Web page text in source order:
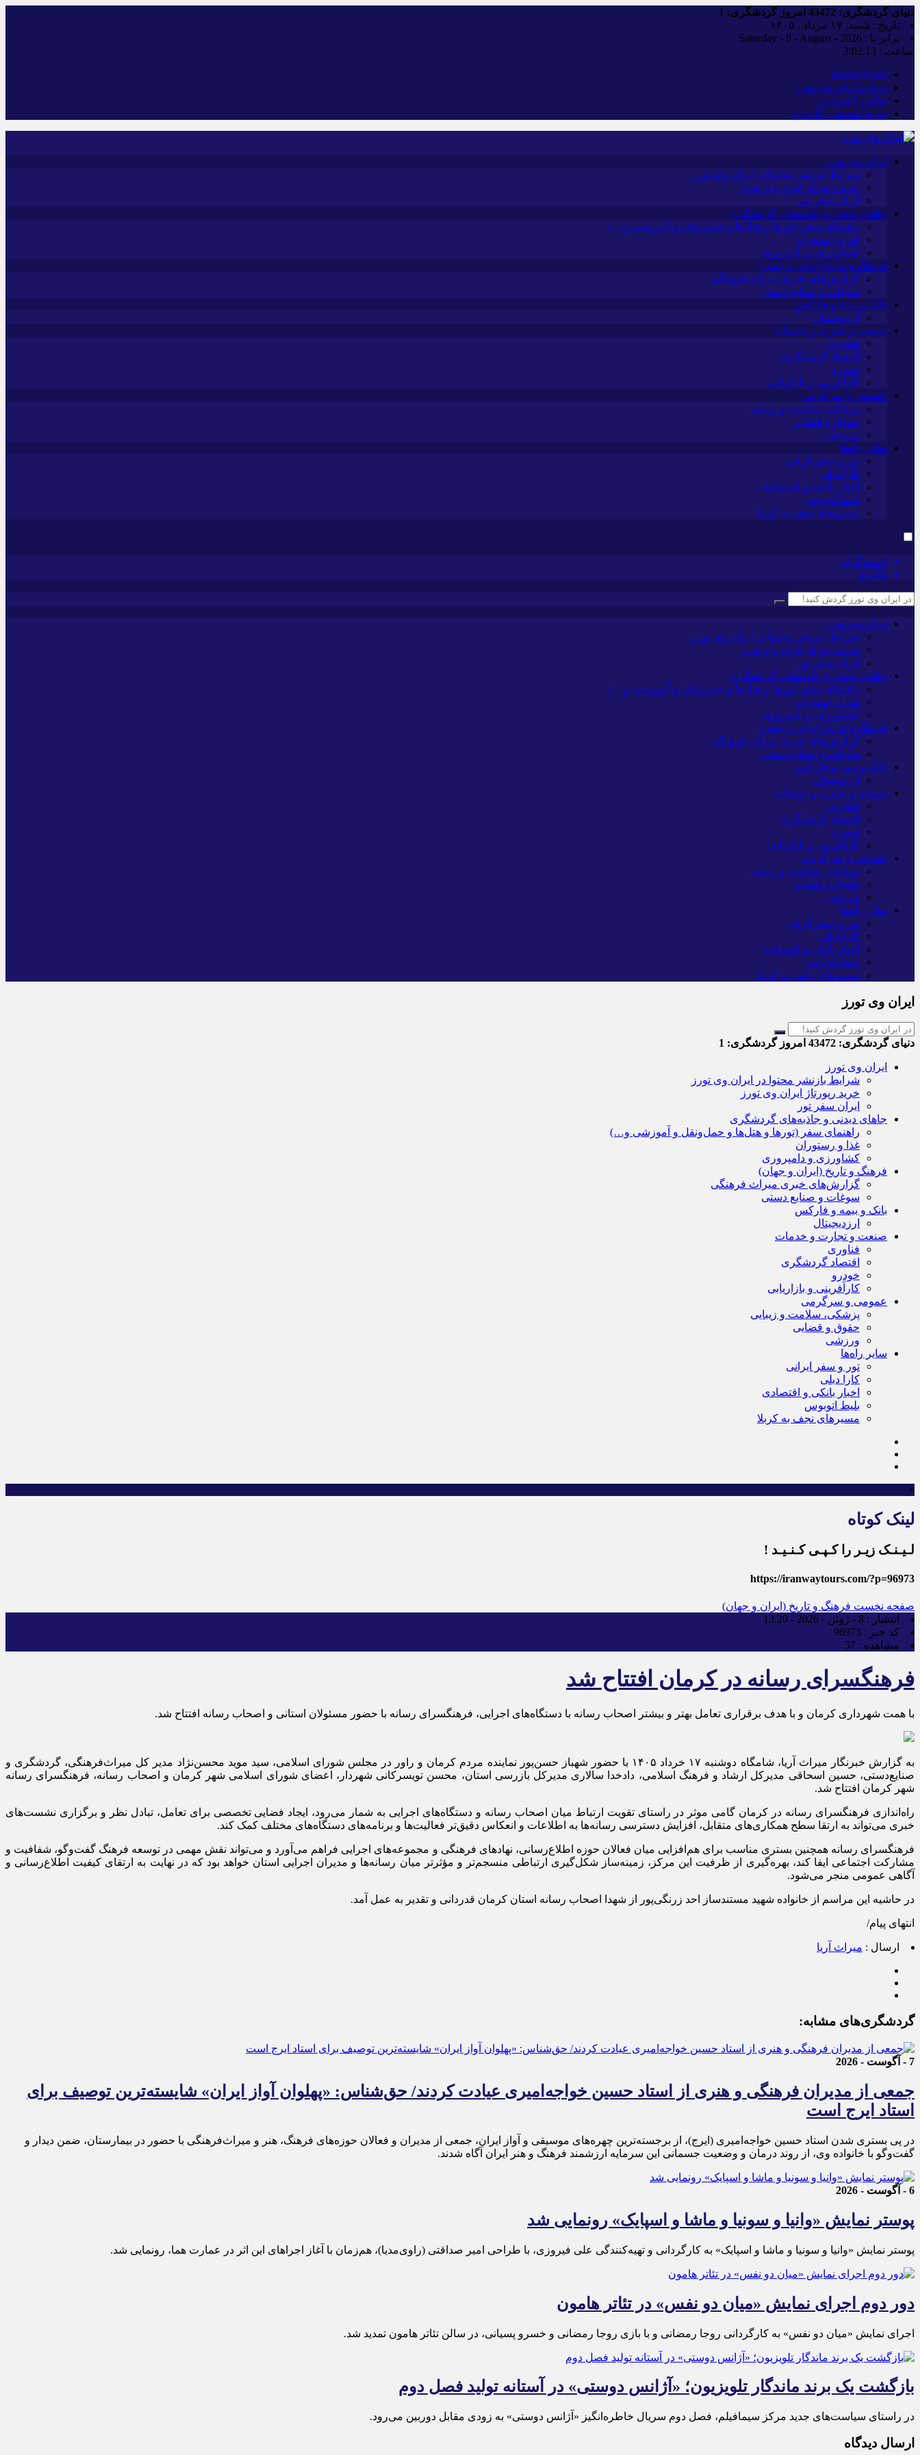
دنیای گردشگری: امروز گردشگری:
تاریخ : شنبه, ۱۷ مرداد , ۱۴۰۵
برابر با : Saturday - 8 - August - 2026
ساعت : 3:02:14
iranwaytours
درباره ایران وی تورز
تماس با سردبیر
حریم شخصی کاربران
ایران وی تورز
شرایط بازنشر محتوا در ایران وی تورز
خرید رپورتاژ ایران وی تورز
ایران سفر تور
جاهای دیدنی و جاذبه‌های گردشگری
راهنمای سفر (تورها و هتل‌ها و حمل‌و‌نقل و آموزشی و…)
غذا و رستوران
کشاورزی و دامپروری
فرهنگ و تاریخ (ایران و جهان)
گزارش‌های خبری میراث فرهنگی
سوغات و صنایع دستی
بانک و بیمه و فارکس
ارزدیجیتال
صنعت و تجارت و خدمات
فناوری
اقتصاد گردشگری
خودرو
کارآفرینی و بازاریابی
عمومی و سرگرمی
پزشکی، سلامت و زیبایی
حقوق و قضایی
ورزشی
سایر راه‌ها
تور و سفر ایرانی
کارا دیلی
اخبار بانکی و اقتصادی
بلیط اتوبوس
مسیرهای نجف به کربلا
اینستاگرام
تلگرام
ایران وی تورز
شرایط بازنشر محتوا در ایران وی تورز
خرید رپورتاژ ایران وی تورز
ایران سفر تور
جاهای دیدنی و جاذبه‌های گردشگری
راهنمای سفر (تورها و هتل‌ها و حمل‌و‌نقل و آموزشی و…)
غذا و رستوران
کشاورزی و دامپروری
فرهنگ و تاریخ (ایران و جهان)
گزارش‌های خبری میراث فرهنگی
سوغات و صنایع دستی
بانک و بیمه و فارکس
ارزدیجیتال
صنعت و تجارت و خدمات
فناوری
اقتصاد گردشگری
خودرو
کارآفرینی و بازاریابی
عمومی و سرگرمی
پزشکی، سلامت و زیبایی
حقوق و قضایی
ورزشی
سایر راه‌ها
تور و سفر ایرانی
کارا دیلی
اخبار بانکی و اقتصادی
بلیط اتوبوس
مسیرهای نجف به کربلا
ایران وی تورز
دنیای گردشگری: امروز گردشگری:
ایران وی تورز
شرایط بازنشر محتوا در ایران وی تورز
خرید رپورتاژ ایران وی تورز
ایران سفر تور
جاهای دیدنی و جاذبه‌های گردشگری
راهنمای سفر (تورها و هتل‌ها و حمل‌و‌نقل و آموزشی و…)
غذا و رستوران
کشاورزی و دامپروری
فرهنگ و تاریخ (ایران و جهان)
گزارش‌های خبری میراث فرهنگی
سوغات و صنایع دستی
بانک و بیمه و فارکس
ارزدیجیتال
صنعت و تجارت و خدمات
فناوری
اقتصاد گردشگری
خودرو
کارآفرینی و بازاریابی
عمومی و سرگرمی
پزشکی، سلامت و زیبایی
حقوق و قضایی
ورزشی
سایر راه‌ها
تور و سفر ایرانی
کارا دیلی
اخبار بانکی و اقتصادی
بلیط اتوبوس
مسیرهای نجف به کربلا
×
لینک کوتاه
لـیـنـک زیـر را کـپـی کـنـیـد !
https://iranwaytours.com/?p=96973
صفحه نخست فرهنگ و تاریخ (ایران و جهان)
انتشار : 8 - ژوئن - 2026 - 13:20
کد خبر : 96973
مشاهده : 57
فرهنگسرای رسانه در کرمان افتتاح شد
با همت شهرداری کرمان و با هدف برقراری تعامل بهتر و بیشتر اصحاب رسانه با دستگاه‌های اجرایی، فرهنگسرای رسانه با حضور مسئولان استانی و اصحاب رسانه افتتاح شد.
به گزارش خبرنگار میراث آریا، شامگاه دوشنبه ۱۷ خرداد ۱۴۰۵ با حضور شهباز حسن‌پور نماینده مردم کرمان و راور در مجلس شورای اسلامی، سید موید محسن‌نژاد مدیر کل میراث‌فرهنگی، گردشگری و
صنایع‌دستی، حسین اسحاقی مدیرکل ارشاد و فرهنگ اسلامی، دادخدا سالاری مدیرکل بازرسی استان، محسن تویسرکانی شهردار، اعضای شورای اسلامی شهر کرمان و اصحاب رسانه، فرهنگسرای رسانه
شهر کرمان افتتاح شد.
راه‌اندازی فرهنگسرای رسانه در کرمان گامی موثر در راستای تقویت ارتباط میان اصحاب رسانه و دستگاه‌های اجرایی به شمار می‌رود، ایجاد فضایی تخصصی برای تعامل، تبادل نظر و برگزاری نشست‌های
خبری می‌تواند به ارتقا سطح همکاری‌های متقابل، افزایش دسترسی رسانه‌ها به اطلاعات و انعکاس دقیق‌تر فعالیت‌ها و برنامه‌های دستگاه‌های مختلف کمک کند.
فرهنگسرای رسانه همچنین بستری مناسب برای هم‌افزایی میان فعالان حوزه اطلاع‌رسانی، نهادهای فرهنگی و مجموعه‌های اجرایی فراهم می‌آورد و می‌تواند نقش مهمی در توسعه فرهنگ گفت‌وگو، شفافیت و
مشارکت اجتماعی ایفا کند، بهره‌گیری از ظرفیت این مرکز، زمینه‌ساز شکل‌گیری ارتباطی منسجم‌تر و مؤثرتر میان رسانه‌ها و مدیران اجرایی استان خواهد بود که در نهایت به ارتقای کیفیت اطلاع‌رسانی و
آگاهی عمومی منجر می‌شود.
در حاشیه این مراسم از خانواده شهید مستندساز احد زرنگی‌پور از شهدا اصحاب رسانه استان کرمان قدردانی و تقدیر به عمل آمد.
انتهای پیام/
ارسال : میراث آریا
گردشگری‌های مشابه:
7 - آگوست - 2026
جمعی از مدیران فرهنگی و هنری از استاد حسین خواجه‌امیری عیادت کردند/ حق‌شناس: «پهلوان آواز ایران» شایسته‌ترین توصیف برای
استاد ایرج است
در پی بستری شدن استاد حسین خواجه‌امیری (ایرج)، از برجسته‌ترین چهره‌های موسیقی و آواز ایران، جمعی از مدیران و فعالان حوزه‌های فرهنگ، هنر و میراث‌فرهنگی با حضور در بیمارستان، ضمن دیدار و
گفت‌وگو با خانواده وی، از روند درمان و وضعیت جسمانی این سرمایه ارزشمند فرهنگ و هنر ایران آگاه شدند.
6 - آگوست - 2026
پوستر نمایش «وانیا و سونیا و ماشا و اسپایک» رونمایی شد
پوستر نمایش «وانیا و سونیا و ماشا و اسپایک» به کارگردانی و تهیه‌کنندگی علی فیروزی، با طراحی امیر صداقتی (راوی‌مدیا)، هم‌زمان با آغاز اجراهای این اثر در عمارت هما، رونمایی شد.
دور دوم اجرای نمایش «میان دو نفس» در تئاتر هامون
اجرای نمایش «میان دو نفس» به کارگردانی روجا رمضانی و با بازی روجا رمضانی و خسرو پسیانی، در سالن تئاتر هامون تمدید شد.
بازگشت یک برند ماندگار تلویزیون؛ «آژانس دوستی» در آستانه تولید فصل دوم
در راستای سیاست‌های جدید مرکز سیمافیلم، فصل دوم سریال خاطره‌انگیز «آژانس دوستی» به زودی مقابل دوربین می‌رود.
ارسال دیدگاه